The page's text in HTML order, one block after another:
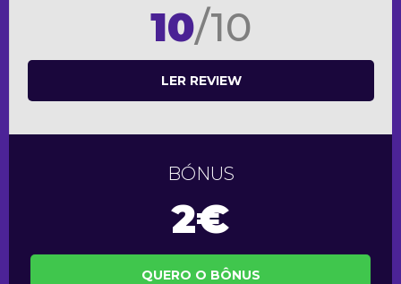
10/10
LER REVIEW
BÓNUS
2€
QUERO O BÔNUS